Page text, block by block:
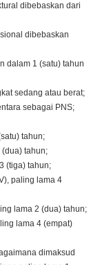
dibebaskan dari
dibebaskan
dalam 1 (satu) tahun
sedang atau berat;
sebagai PNS;
tahun;
(dua) tahun;
(tiga) tahun;
paling lama 4
lama 2 (dua) tahun;
lama 4 (empat)
dimaksud